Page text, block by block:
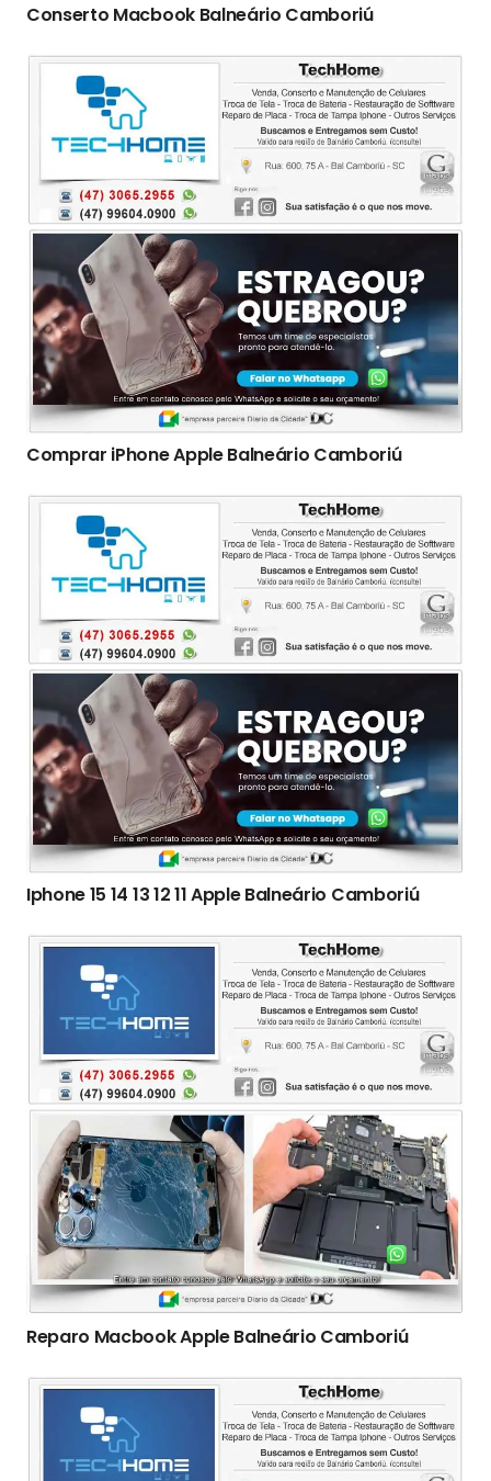
Conserto Macbook Balneário Camboriú
Comprar iPhone Apple Balneário Camboriú
Iphone 15 14 13 12 11 Apple Balneário Camboriú
Reparo Macbook Apple Balneário Camboriú